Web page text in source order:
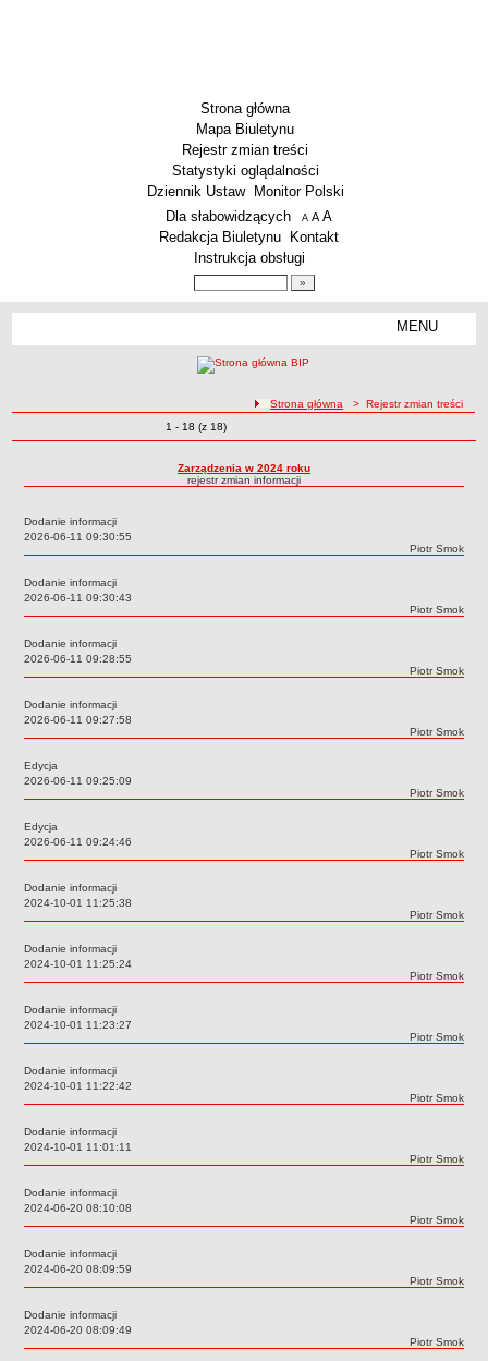
Strona główna
Mapa Biuletynu
Rejestr zmian treści
Statystyki oglądalności
Dziennik Ustaw
Monitor Polski
Menu dodatkowe
Dla słabowidzących A pomniejsz czcionkę
A standardowy rozmiar czcionki
A
Redakcja Biuletynu
Kontakt
Instrukcja obsługi
MENU
Techniczne Zakłady Naukowe
PRZEDSZKOLA
ARCHIWUM SZKÓŁ I PLACÓWEK
Zlikwidowane gimnazja
Przekształcone szkoły i placówki
Wielofunkcyjna Placówka
SPECJALNE OŚRODKI SZKOLNO-WYCHOWAWCZE
Specjalny Ośrodek nr 1
BURSA MIEJSKA
Dane podstawowe
Statut
Majątek
Godziny dyżurów
Zarządzenia
Kontrole
Sprawozdania
PORADNIE PSYCHOLOGICZNO-PEDAGOGICZNE
Zespół Poradni
BIURO FINANSÓW OŚWIATY
Dane podstawowe
Majątek
Ogłoszenia
Rejestry, ewidencje, archiwa
Kontrole
PONOWNE WYKORZYSTYWANIE
Sprawozdania
ścieżka nawigacji
Strona główna > Rejestr zmian treści
Zmiany o pozycjach
1 - 18 (z 18)
Zarządzenia w 2024 roku
rejestr zmian informacji
Dodanie informacji
Data:
2026-06-11 09:30:55
Autor:
Piotr Smok
Dodanie informacji
Data:
2026-06-11 09:30:43
Autor:
Piotr Smok
Dodanie informacji
Data:
2026-06-11 09:28:55
Autor:
Piotr Smok
Dodanie informacji
Data:
2026-06-11 09:27:58
Autor:
Piotr Smok
Edycja
Data:
2026-06-11 09:25:09
Autor:
Piotr Smok
Edycja
Data:
2026-06-11 09:24:46
Autor:
Piotr Smok
Dodanie informacji
Data:
2024-10-01 11:25:38
Autor:
Piotr Smok
Dodanie informacji
Data:
2024-10-01 11:25:24
Autor:
Piotr Smok
Dodanie informacji
Data:
2024-10-01 11:23:27
Autor:
Piotr Smok
Dodanie informacji
Data:
2024-10-01 11:22:42
Autor:
Piotr Smok
Dodanie informacji
Data:
2024-10-01 11:01:11
Autor:
Piotr Smok
Dodanie informacji
Data:
2024-06-20 08:10:08
Autor:
Piotr Smok
Dodanie informacji
Data:
2024-06-20 08:09:59
Autor:
Piotr Smok
Dodanie informacji
Data:
2024-06-20 08:09:49
Autor:
Piotr Smok